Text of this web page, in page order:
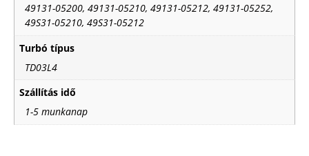
49131-05200, 49131-05210, 49131-05212, 49131-05252,
49S31-05210, 49S31-05212
Turbó típus
TD03L4
Szállítás idő
1-5 munkanap